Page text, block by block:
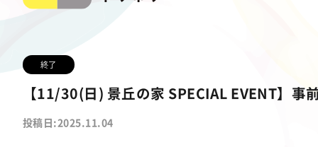
終了
【11/30(日) 景丘の家 SPECIAL EVENT】事
投稿日:2025.11.04